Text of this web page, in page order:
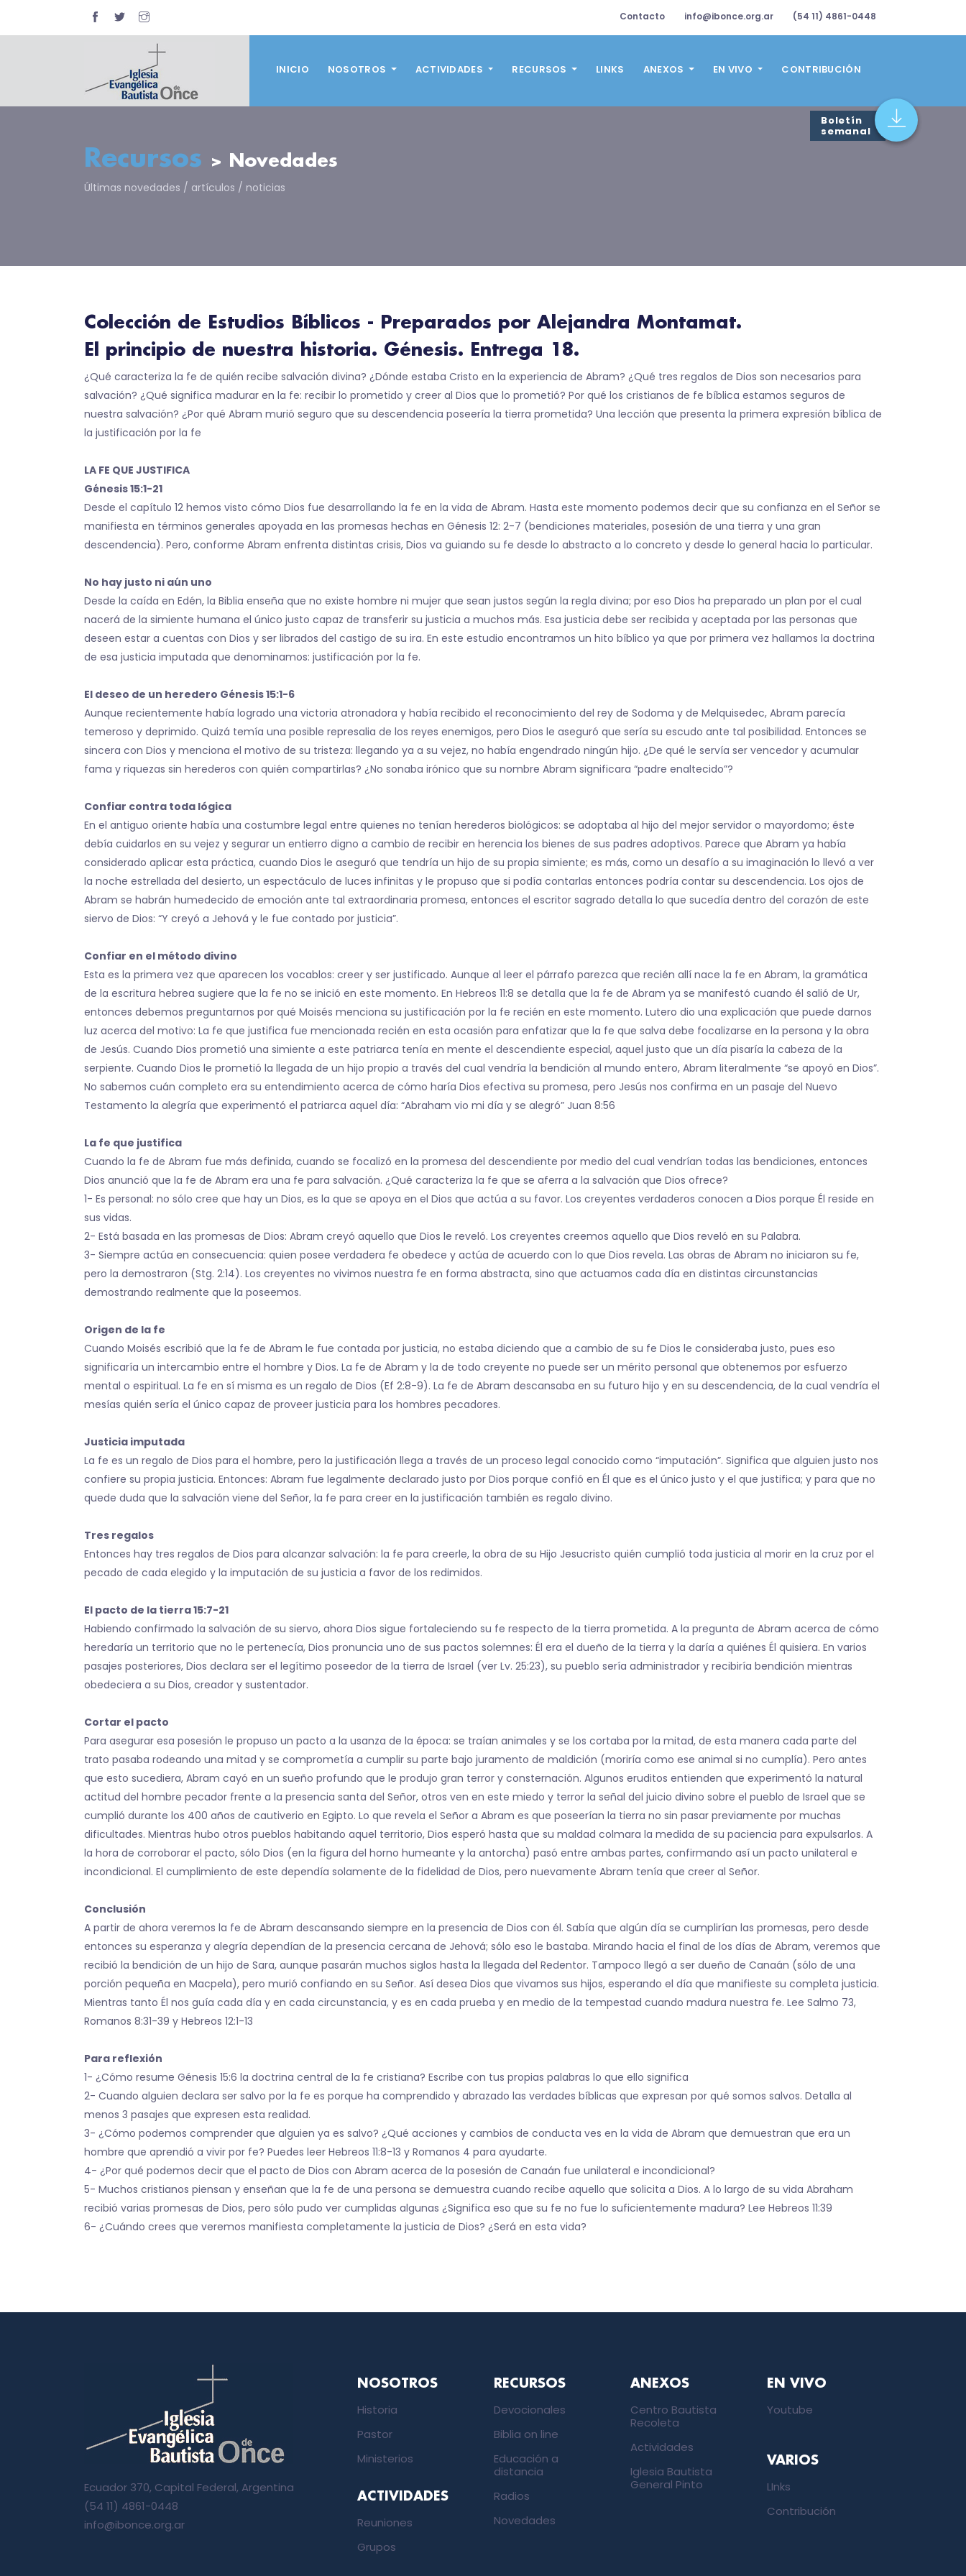
Contacto info@ibonce.org.ar (54 11) 4861-0448
INICIO NOSOTROS ACTIVIDADES RECURSOS LINKS ANEXOS EN VIVO CONTRIBUCIÓN
Boletín
semanal
Recursos > Novedades
Últimas novedades / artículos / noticias
Colección de Estudios Bíblicos - Preparados por Alejandra Montamat.
El principio de nuestra historia. Génesis. Entrega 18.
¿Qué caracteriza la fe de quién recibe salvación divina? ¿Dónde estaba Cristo en la experiencia de Abram? ¿Qué tres regalos de Dios son necesarios para
salvación? ¿Qué significa madurar en la fe: recibir lo prometido y creer al Dios que lo prometió? Por qué los cristianos de fe bíblica estamos seguros de
nuestra salvación? ¿Por qué Abram murió seguro que su descendencia poseería la tierra prometida? Una lección que presenta la primera expresión bíblica de
la justificación por la fe
LA FE QUE JUSTIFICA
Génesis 15:1-21
Desde el capítulo 12 hemos visto cómo Dios fue desarrollando la fe en la vida de Abram. Hasta este momento podemos decir que su confianza en el Señor se
manifiesta en términos generales apoyada en las promesas hechas en Génesis 12: 2-7 (bendiciones materiales, posesión de una tierra y una gran
descendencia). Pero, conforme Abram enfrenta distintas crisis, Dios va guiando su fe desde lo abstracto a lo concreto y desde lo general hacia lo particular.
No hay justo ni aún uno
Desde la caída en Edén, la Biblia enseña que no existe hombre ni mujer que sean justos según la regla divina; por eso Dios ha preparado un plan por el cual
nacerá de la simiente humana el único justo capaz de transferir su justicia a muchos más. Esa justicia debe ser recibida y aceptada por las personas que
deseen estar a cuentas con Dios y ser librados del castigo de su ira. En este estudio encontramos un hito bíblico ya que por primera vez hallamos la doctrina
de esa justicia imputada que denominamos: justificación por la fe.
El deseo de un heredero Génesis 15:1-6
Aunque recientemente había logrado una victoria atronadora y había recibido el reconocimiento del rey de Sodoma y de Melquisedec, Abram parecía
temeroso y deprimido. Quizá temía una posible represalia de los reyes enemigos, pero Dios le aseguró que sería su escudo ante tal posibilidad. Entonces se
sincera con Dios y menciona el motivo de su tristeza: llegando ya a su vejez, no había engendrado ningún hijo. ¿De qué le servía ser vencedor y acumular
fama y riquezas sin herederos con quién compartirlas? ¿No sonaba irónico que su nombre Abram significara “padre enaltecido”?
Confiar contra toda lógica
En el antiguo oriente había una costumbre legal entre quienes no tenían herederos biológicos: se adoptaba al hijo del mejor servidor o mayordomo; éste
debía cuidarlos en su vejez y segurar un entierro digno a cambio de recibir en herencia los bienes de sus padres adoptivos. Parece que Abram ya había
considerado aplicar esta práctica, cuando Dios le aseguró que tendría un hijo de su propia simiente; es más, como un desafío a su imaginación lo llevó a ver
la noche estrellada del desierto, un espectáculo de luces infinitas y le propuso que si podía contarlas entonces podría contar su descendencia. Los ojos de
Abram se habrán humedecido de emoción ante tal extraordinaria promesa, entonces el escritor sagrado detalla lo que sucedía dentro del corazón de este
siervo de Dios: “Y creyó a Jehová y le fue contado por justicia”.
Confiar en el método divino
Esta es la primera vez que aparecen los vocablos: creer y ser justificado. Aunque al leer el párrafo parezca que recién allí nace la fe en Abram, la gramática
de la escritura hebrea sugiere que la fe no se inició en este momento. En Hebreos 11:8 se detalla que la fe de Abram ya se manifestó cuando él salió de Ur,
entonces debemos preguntarnos por qué Moisés menciona su justificación por la fe recién en este momento. Lutero dio una explicación que puede darnos
luz acerca del motivo: La fe que justifica fue mencionada recién en esta ocasión para enfatizar que la fe que salva debe focalizarse en la persona y la obra
de Jesús. Cuando Dios prometió una simiente a este patriarca tenía en mente el descendiente especial, aquel justo que un día pisaría la cabeza de la
serpiente. Cuando Dios le prometió la llegada de un hijo propio a través del cual vendría la bendición al mundo entero, Abram literalmente “se apoyó en Dios”.
No sabemos cuán completo era su entendimiento acerca de cómo haría Dios efectiva su promesa, pero Jesús nos confirma en un pasaje del Nuevo
Testamento la alegría que experimentó el patriarca aquel día: “Abraham vio mi día y se alegró” Juan 8:56
La fe que justifica
Cuando la fe de Abram fue más definida, cuando se focalizó en la promesa del descendiente por medio del cual vendrían todas las bendiciones, entonces
Dios anunció que la fe de Abram era una fe para salvación. ¿Qué caracteriza la fe que se aferra a la salvación que Dios ofrece?
1- Es personal: no sólo cree que hay un Dios, es la que se apoya en el Dios que actúa a su favor. Los creyentes verdaderos conocen a Dios porque Él reside en
sus vidas.
2- Está basada en las promesas de Dios: Abram creyó aquello que Dios le reveló. Los creyentes creemos aquello que Dios reveló en su Palabra.
3- Siempre actúa en consecuencia: quien posee verdadera fe obedece y actúa de acuerdo con lo que Dios revela. Las obras de Abram no iniciaron su fe,
pero la demostraron (Stg. 2:14). Los creyentes no vivimos nuestra fe en forma abstracta, sino que actuamos cada día en distintas circunstancias
demostrando realmente que la poseemos.
Origen de la fe
Cuando Moisés escribió que la fe de Abram le fue contada por justicia, no estaba diciendo que a cambio de su fe Dios le consideraba justo, pues eso
significaría un intercambio entre el hombre y Dios. La fe de Abram y la de todo creyente no puede ser un mérito personal que obtenemos por esfuerzo
mental o espiritual. La fe en sí misma es un regalo de Dios (Ef 2:8-9). La fe de Abram descansaba en su futuro hijo y en su descendencia, de la cual vendría el
mesías quién sería el único capaz de proveer justicia para los hombres pecadores.
Justicia imputada
La fe es un regalo de Dios para el hombre, pero la justificación llega a través de un proceso legal conocido como “imputación”. Significa que alguien justo nos
confiere su propia justicia. Entonces: Abram fue legalmente declarado justo por Dios porque confió en Él que es el único justo y el que justifica; y para que no
quede duda que la salvación viene del Señor, la fe para creer en la justificación también es regalo divino.
Tres regalos
Entonces hay tres regalos de Dios para alcanzar salvación: la fe para creerle, la obra de su Hijo Jesucristo quién cumplió toda justicia al morir en la cruz por el
pecado de cada elegido y la imputación de su justicia a favor de los redimidos.
El pacto de la tierra 15:7-21
Habiendo confirmado la salvación de su siervo, ahora Dios sigue fortaleciendo su fe respecto de la tierra prometida. A la pregunta de Abram acerca de cómo
heredaría un territorio que no le pertenecía, Dios pronuncia uno de sus pactos solemnes: Él era el dueño de la tierra y la daría a quiénes Él quisiera. En varios
pasajes posteriores, Dios declara ser el legítimo poseedor de la tierra de Israel (ver Lv. 25:23), su pueblo sería administrador y recibiría bendición mientras
obedeciera a su Dios, creador y sustentador.
Cortar el pacto
Para asegurar esa posesión le propuso un pacto a la usanza de la época: se traían animales y se los cortaba por la mitad, de esta manera cada parte del
trato pasaba rodeando una mitad y se comprometía a cumplir su parte bajo juramento de maldición (moriría como ese animal si no cumplía). Pero antes
que esto sucediera, Abram cayó en un sueño profundo que le produjo gran terror y consternación. Algunos eruditos entienden que experimentó la natural
actitud del hombre pecador frente a la presencia santa del Señor, otros ven en este miedo y terror la señal del juicio divino sobre el pueblo de Israel que se
cumplió durante los 400 años de cautiverio en Egipto. Lo que revela el Señor a Abram es que poseerían la tierra no sin pasar previamente por muchas
dificultades. Mientras hubo otros pueblos habitando aquel territorio, Dios esperó hasta que su maldad colmara la medida de su paciencia para expulsarlos. A
la hora de corroborar el pacto, sólo Dios (en la figura del horno humeante y la antorcha) pasó entre ambas partes, confirmando así un pacto unilateral e
incondicional. El cumplimiento de este dependía solamente de la fidelidad de Dios, pero nuevamente Abram tenía que creer al Señor.
Conclusión
A partir de ahora veremos la fe de Abram descansando siempre en la presencia de Dios con él. Sabía que algún día se cumplirían las promesas, pero desde
entonces su esperanza y alegría dependían de la presencia cercana de Jehová; sólo eso le bastaba. Mirando hacia el final de los días de Abram, veremos que
recibió la bendición de un hijo de Sara, aunque pasarán muchos siglos hasta la llegada del Redentor. Tampoco llegó a ser dueño de Canaán (sólo de una
porción pequeña en Macpela), pero murió confiando en su Señor. Así desea Dios que vivamos sus hijos, esperando el día que manifieste su completa justicia.
Mientras tanto Él nos guía cada día y en cada circunstancia, y es en cada prueba y en medio de la tempestad cuando madura nuestra fe. Lee Salmo 73,
Romanos 8:31-39 y Hebreos 12:1-13
Para reflexión
1- ¿Cómo resume Génesis 15:6 la doctrina central de la fe cristiana? Escribe con tus propias palabras lo que ello significa
2- Cuando alguien declara ser salvo por la fe es porque ha comprendido y abrazado las verdades bíblicas que expresan por qué somos salvos. Detalla al
menos 3 pasajes que expresen esta realidad.
3- ¿Cómo podemos comprender que alguien ya es salvo? ¿Qué acciones y cambios de conducta ves en la vida de Abram que demuestran que era un
hombre que aprendió a vivir por fe? Puedes leer Hebreos 11:8-13 y Romanos 4 para ayudarte.
4- ¿Por qué podemos decir que el pacto de Dios con Abram acerca de la posesión de Canaán fue unilateral e incondicional?
5- Muchos cristianos piensan y enseñan que la fe de una persona se demuestra cuando recibe aquello que solicita a Dios. A lo largo de su vida Abraham
recibió varias promesas de Dios, pero sólo pudo ver cumplidas algunas ¿Significa eso que su fe no fue lo suficientemente madura? Lee Hebreos 11:39
6- ¿Cuándo crees que veremos manifiesta completamente la justicia de Dios? ¿Será en esta vida?
Ecuador 370, Capital Federal, Argentina
(54 11) 4861-0448
info@ibonce.org.ar
NOSOTROS
Historia
Pastor
Ministerios
ACTIVIDADES
Reuniones
Grupos
RECURSOS
Devocionales
Biblia on line
Educación a
distancia
Radios
Novedades
ANEXOS
Centro Bautista
Recoleta
Actividades
Iglesia Bautista
General Pinto
EN VIVO
Youtube
VARIOS
LInks
Contribución